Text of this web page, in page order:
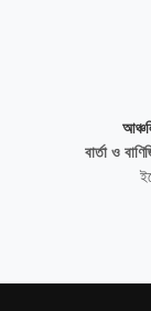
বার্তা ও